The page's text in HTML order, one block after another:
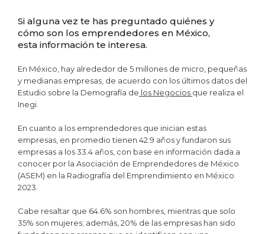
Si alguna vez te has preguntado quiénes y
cómo son los emprendedores en México,
esta información te interesa.
En México, hay alrededor de 5 millones de micro, pequeñas
y medianas empresas, de acuerdo con los últimos datos del
Estudio sobre la Demografía de los Negocios que realiza el
Inegi.
En cuanto a los emprendedores que inician estas
empresas, en promedio tienen 42.9 años y fundaron sus
empresas a los 33.4 años, con base en información dada a
conocer por la Asociación de Emprendedores de México
(ASEM) en la Radiografía del Emprendimiento en México
2023.
Cabe resaltar que 64.6% son hombres, mientras que solo
35% son mujeres; además, 20% de las empresas han sido